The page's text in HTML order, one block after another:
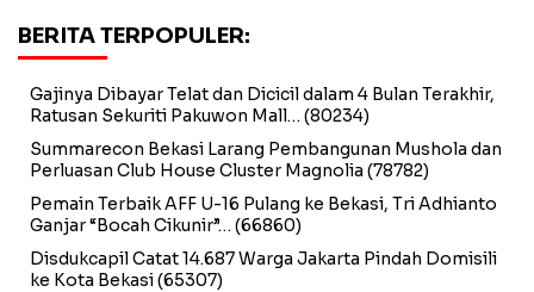
BERITA TERPOPULER:
Gajinya Dibayar Telat dan Dicicil dalam 4 Bulan Terakhir,
Ratusan Sekuriti Pakuwon Mall… (80234)
Summarecon Bekasi Larang Pembangunan Mushola dan
Perluasan Club House Cluster Magnolia (78782)
Pemain Terbaik AFF U-16 Pulang ke Bekasi, Tri Adhianto
Ganjar “Bocah Cikunir”… (66860)
Disdukcapil Catat 14.687 Warga Jakarta Pindah Domisili
ke Kota Bekasi(65307)